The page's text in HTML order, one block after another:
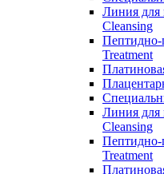
Линия для
Cleansing
Пептидно-
Treatment
Линия для
Cleansing
Пептидно-
Treatment